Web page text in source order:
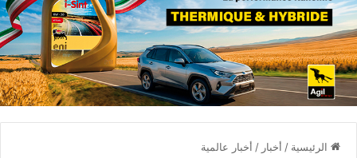
الرئيسية / أخبار / أخبار عالمية